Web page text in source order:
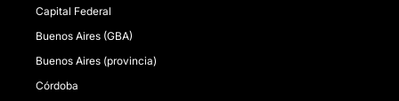
Capital Federal
Buenos Aires (GBA)
Buenos Aires (provincia)
Córdoba